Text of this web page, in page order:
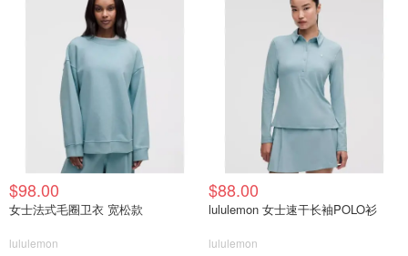
$98.00
女士法式毛圈卫衣 宽松款
lululemon
$88.00
lululemon 女士速干长袖POLO衫
lululemon